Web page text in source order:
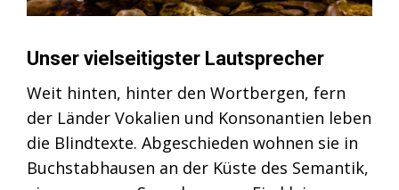
Unser vielseitigster Lautsprecher
Weit hinten, hinter den Wortbergen, fern
der Länder Vokalien und Konsonantien leben
die Blindtexte. Abgeschieden wohnen sie in
Buchstabhausen an der Küste des Semantik,